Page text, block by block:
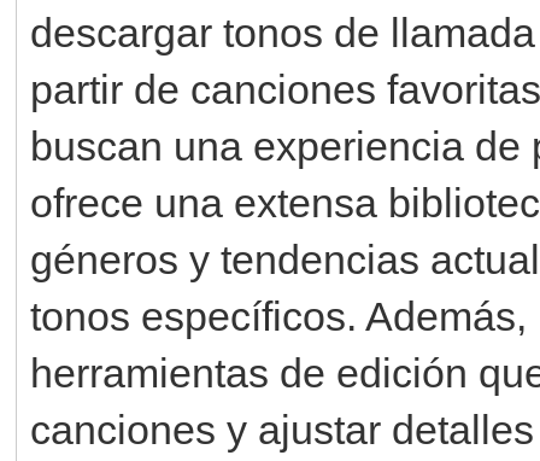
descargar tonos de
partir de canciones
buscan una experiencia
ofrece una extensa
géneros y tendencias
tonos específicos.
herramientas de edición
canciones y ajustar